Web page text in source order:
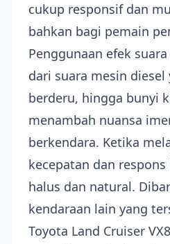
cukup responsif dan
bahkan bagi pemain
Penggunaan efek
dari suara mesin diesel
berderu, hingga bunyi
menambah nuansa
berkendara. Ketika
kecepatan dan
halus dan natural.
kendaraan lain yang
Toyota Land Cruiser